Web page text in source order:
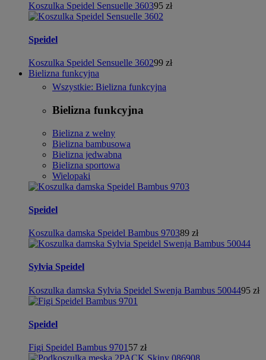
Koszulka Speidel Sensuelle 360395 zł
Speidel
Koszulka Speidel Sensuelle 360299 zł
Bielizna funkcyjna
Wszystkie: Bielizna funkcyjna
Bielizna funkcyjna
Bielizna z wełny
Bielizna bambusowa
Bielizna jedwabna
Bielizna sportowa
Wielopaki
Speidel
Koszulka damska Speidel Bambus 970389 zł
Sylvia Speidel
Koszulka damska Sylvia Speidel Swenja Bambus 5004495 zł
Speidel
Figi Speidel Bambus 9701 57 zł